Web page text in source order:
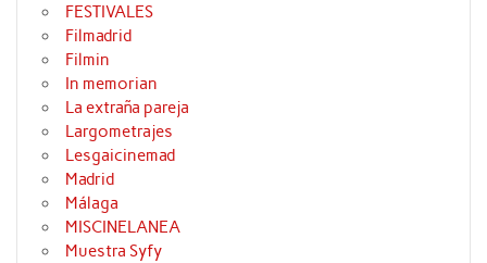
FESTIVALES
Filmadrid
Filmin
In memorian
La extraña pareja
Largometrajes
Lesgaicinemad
Madrid
Málaga
MISCINELANEA
Muestra Syfy